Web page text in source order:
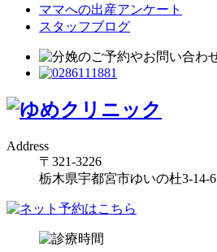
ママへの出産アンケート
スタッフブログ
Address
〒321-3226
栃木県宇都宮市ゆいの杜3-14-6